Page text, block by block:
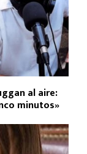
al aire:
minutos»